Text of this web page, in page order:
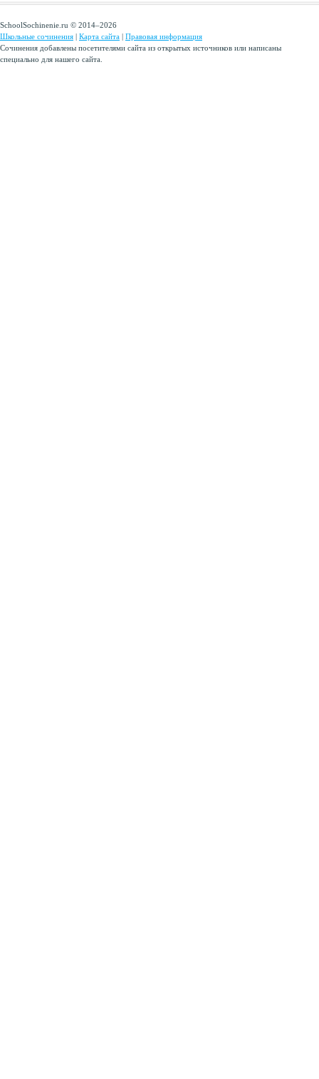
SchoolSochinenie.ru © 2014–2026
Школьные сочинения | Карта сайта | Правовая информация
Сочинения добавлены посетителями сайта из открытых источников или написаны
специально для нашего сайта.